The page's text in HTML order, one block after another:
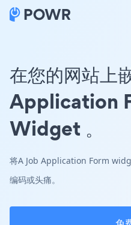
在您的网站上
Application
Widget 。
将A Job Application Form
编码或头痛。